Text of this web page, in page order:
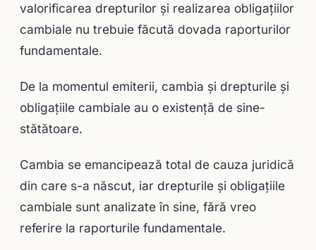
valorificarea drepturilor şi realizarea obligaţiilor
cambiale nu trebuie făcută dovada raporturilor
fundamentale.
De la momentul emiterii, cambia şi drepturile şi
obligaţiile cambiale au o existenţă de sine-
stătătoare.
Cambia se emancipează total de cauza juridică
din care s-a născut, iar drepturile şi obligaţiile
cambiale sunt analizate în sine, fără vreo
referire la raporturile fundamentale.